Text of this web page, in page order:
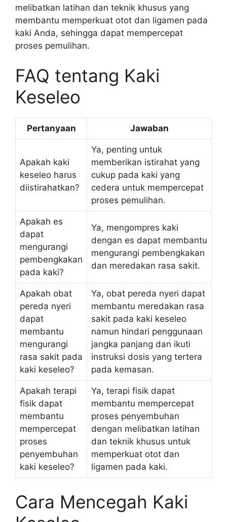
melibatkan latihan dan teknik khusus yang
membantu memperkuat otot dan ligamen pada
kaki Anda, sehingga dapat mempercepat
proses pemulihan.
FAQ tentang Kaki
Keseleo
Pertanyaan Jawaban
Apakah kaki
keseleo harus
diistirahatkan?
Ya, penting untuk
memberikan istirahat yang
cukup pada kaki yang
cedera untuk mempercepat
proses pemulihan.
Apakah es
dapat
mengurangi
pembengkakan
pada kaki?
Ya, mengompres kaki
dengan es dapat membantu
mengurangi pembengkakan
dan meredakan rasa sakit.
Apakah obat
pereda nyeri
dapat
membantu
mengurangi
rasa sakit pada
kaki keseleo?
Ya, obat pereda nyeri dapat
membantu meredakan rasa
sakit pada kaki keseleo
namun hindari penggunaan
jangka panjang dan ikuti
instruksi dosis yang tertera
pada kemasan.
Apakah terapi
fisik dapat
membantu
mempercepat
proses
penyembuhan
kaki keseleo?
Ya, terapi fisik dapat
membantu mempercepat
proses penyembuhan
dengan melibatkan latihan
dan teknik khusus untuk
memperkuat otot dan
ligamen pada kaki.
Cara Mencegah Kaki